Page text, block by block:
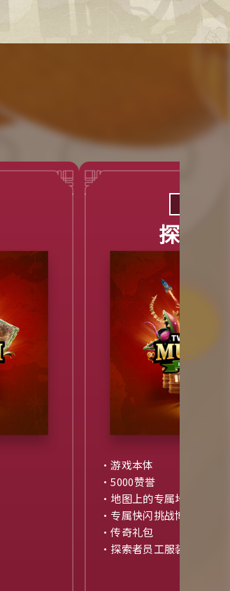
探险家
・游戏本体
・5000赞誉
・地图上的专属地点
・专属快闪挑战博物馆
・传奇礼包
・探索者员工服装